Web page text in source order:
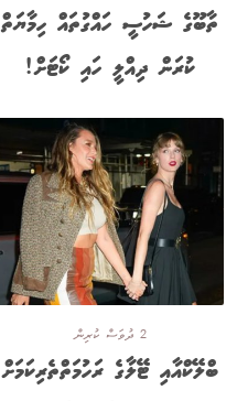
ތާބޫގެ ޝަހުސީ ހައްގުތައް ހިމާޔަތް
ކުރަން ދިއްލީ ހައި ކޯޓަށް!
2 ދުވަސް ކުރިން
ބްލޭކްއާއި ޓޭލާގެ ރަހުމަތްތެރިކަމަށް